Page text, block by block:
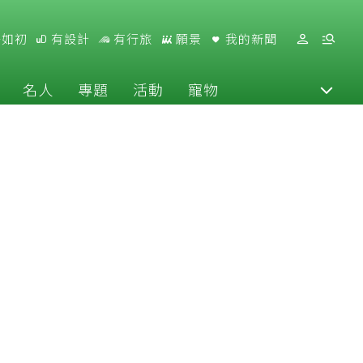
初 有設計 有行旅 願景 我的新聞
名人 專題 活動 寵物